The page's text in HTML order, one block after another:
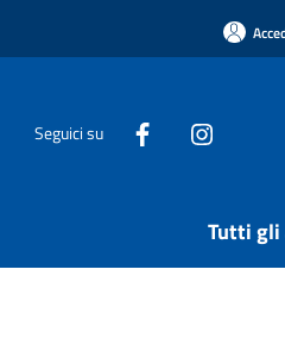
Seguici su
Tutti